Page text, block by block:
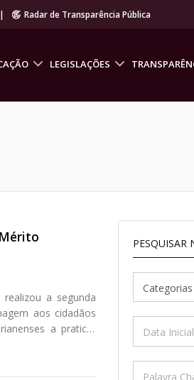
| Radar de Transparência Pública
LEGISLAÇÕES
a segunda
aos cidadãos
a praticar
PESQUISAR